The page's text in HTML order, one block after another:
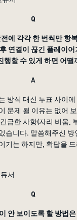
Q
에 각각 한 번씩만 항
연결이 끊긴 플레이
행할 수 있게 하면 어떨
A
방식 대신 투표 사이
문제 될 이유는 없어
급한 사항(자리 비움,
습니다. 말씀해주신 방
기는 하지만, 확답을
서
Q
안 보이도록 할 방법